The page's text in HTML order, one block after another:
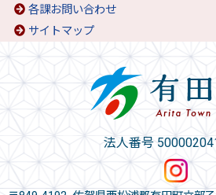
各課お問い合わせ
サイトマップ
法人番号